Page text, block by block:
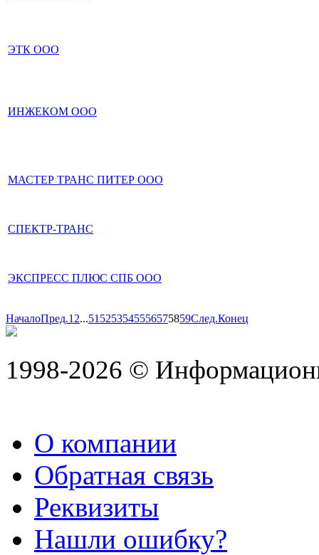
ЭТК ООО
ИНЖЕКОМ ООО
МАСТЕР ТРАНС ПИТЕР ООО
СПЕКТР-ТРАНС
ЭКСПРЕСС ПЛЮС СПБ ООО
НачалоПред.1 2...51 5253545556575859След.Конец
1998-2026 ©
О компании
Обратная связь
Реквизиты
Нашли ошибку?